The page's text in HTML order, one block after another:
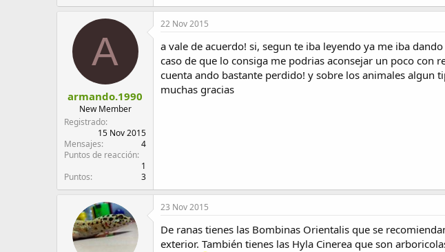
A
armando.1990
New Member
Registrado
15 Nov 2015
Mensajes
4
Puntos de reacción
1
Puntos
3
22 Nov 2015
a vale de acuerdo! si, segun te iba leyendo ya me iba
caso de que lo consiga me podrias aconsejar un poco con
cuenta ando bastante perdido! y sobre los animales algun
muchas gracias
23 Nov 2015
De ranas tienes las Bombinas Orientalis que se
exterior. También tienes las Hyla Cinerea que son